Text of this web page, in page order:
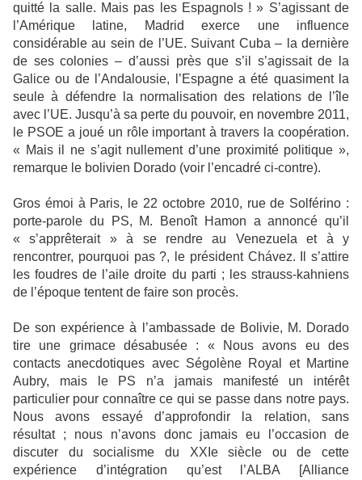
quitté la salle. Mais pas les Espagnols ! » S’agissant de
l’Amérique latine, Madrid exerce une influence
considérable au sein de l’UE. Suivant Cuba – la dernière
de ses colonies – d’aussi près que s’il s’agissait de la
Galice ou de l’Andalousie, l’Espagne a été quasiment la
seule à défendre la normalisation des relations de l’île
avec l’UE. Jusqu’à sa perte du pouvoir, en novembre 2011,
le PSOE a joué un rôle important à travers la coopération.
« Mais il ne s’agit nullement d’une proximité politique »,
remarque le bolivien Dorado (voir l’encadré ci-contre).
Gros émoi à Paris, le 22 octobre 2010, rue de Solférino :
porte-parole du PS, M. Benoît Hamon a annoncé qu’il
« s’apprêterait » à se rendre au Venezuela et à y
rencontrer, pourquoi pas ?, le président Chávez. Il s’attire
les foudres de l’aile droite du parti ; les strauss-kahniens
de l’époque tentent de faire son procès.
De son expérience à l’ambassade de Bolivie, M. Dorado
tire une grimace désabusée : « Nous avons eu des
contacts anecdotiques avec Ségolène Royal et Martine
Aubry, mais le PS n’a jamais manifesté un intérêt
particulier pour connaître ce qui se passe dans notre pays.
Nous avons essayé d’approfondir la relation, sans
résultat ; nous n’avons donc jamais eu l’occasion de
discuter du socialisme du XXIe siècle ou de cette
expérience d’intégration qu’est l’ALBA [Alliance